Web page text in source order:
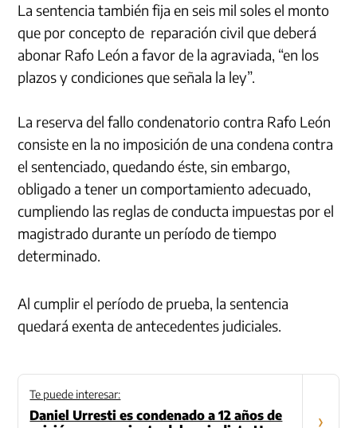
La sentencia también fija en seis mil soles el monto
que por concepto de reparación civil que deberá
abonar Rafo León a favor de la agraviada, “en los
plazos y condiciones que señala la ley”.
La reserva del fallo condenatorio contra Rafo León
consiste en la no imposición de una condena contra
el sentenciado, quedando éste, sin embargo,
obligado a tener un comportamiento adecuado,
cumpliendo las reglas de conducta impuestas por el
magistrado durante un período de tiempo
determinado.
Al cumplir el período de prueba, la sentencia
quedará exenta de antecedentes judiciales.
Te puede interesar:
Daniel Urresti es condenado a 12 años de
›